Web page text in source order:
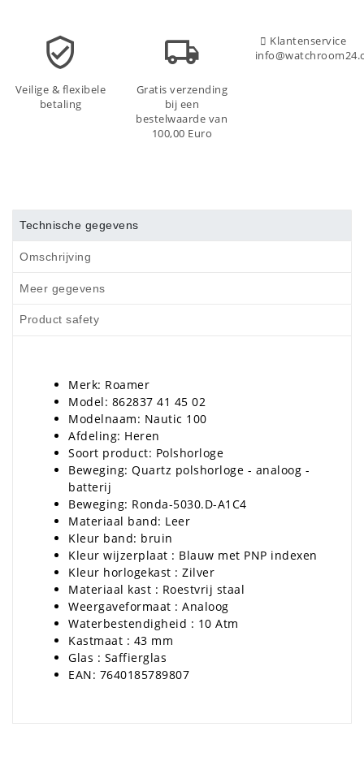
Veilige & flexibele
betaling
Gratis verzending
bij een
bestelwaarde van
100,00 Euro
Klantenservice
Technische gegevens
Omschrijving
Meer gegevens
Product safety
Merk: Roamer
Model: 862837 41 45 02
Modelnaam: Nautic 100
Afdeling: Heren
Soort product: Polshorloge
Beweging: Quartz polshorloge - analoog -
batterij
Beweging: Ronda-5030.D-A1C4
Materiaal band: Leer
Kleur band: bruin
Kleur wijzerplaat : Blauw met PNP indexen
Kleur horlogekast : Zilver
Materiaal kast : Roestvrij staal
Weergaveformaat : Analoog
Waterbestendigheid : 10 Atm
Kastmaat : 43 mm
Glas : Saffierglas
EAN: 7640185789807